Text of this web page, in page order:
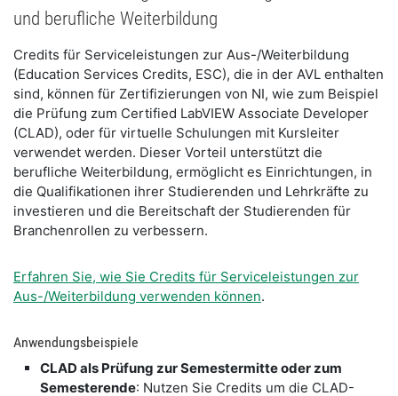
und berufliche Weiterbildung
​Credits für Serviceleistungen zur Aus-/Weiterbildung
(Education Services Credits, ESC), die in der AVL enthalten
sind, können für Zertifizierungen von NI, wie zum Beispiel
die Prüfung zum Certified LabVIEW Associate Developer
(CLAD), oder für virtuelle Schulungen mit Kursleiter
verwendet werden. Dieser Vorteil unterstützt die
berufliche Weiterbildung, ermöglicht es Einrichtungen, in
die Qualifikationen ihrer Studierenden und Lehrkräfte zu
investieren und die Bereitschaft der Studierenden für
Branchenrollen zu verbessern.
Erfahren Sie, wie Sie Credits für Serviceleistungen zur
Aus-/Weiterbildung verwenden können.
​Anwendungsbeispiele
CLAD als Prüfung zur Semestermitte oder zum
Semesterende: Nutzen Sie Credits um die CLAD-